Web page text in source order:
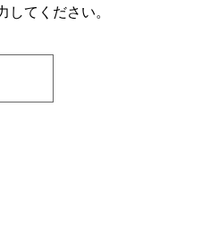
てください。